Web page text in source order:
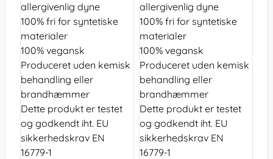
allergivenlig dyne
100% fri for syntetiske
materialer
100% vegansk
Produceret uden kemisk
behandling eller
brandhæmmer
Dette produkt er testet
og godkendt iht. EU
sikkerhedskrav EN
16779-1
allergivenlig dyne
100% fri for syntetiske
materialer
100% vegansk
Produceret uden kemisk
behandling eller
brandhæmmer
Dette produkt er testet
og godkendt iht. EU
sikkerhedskrav EN
16779-1